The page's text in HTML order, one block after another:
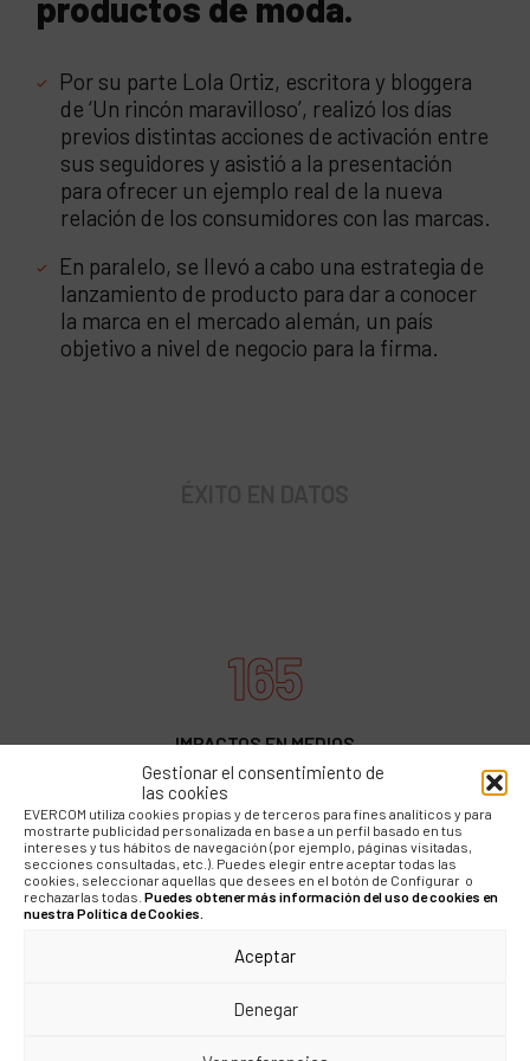
Gestionar el consentimiento de
las cookies
EVERCOM utiliza cookies propias y de terceros para fines analíticos y para
mostrarte publicidad personalizada en base a un perfil basado en tus
intereses y tus hábitos de navegación (por ejemplo, páginas visitadas,
secciones consultadas, etc.). Puedes elegir entre aceptar todas las
cookies, seleccionar aquellas que desees en el botón de Configurar o
rechazarlas todas. Puedes obtener más información del uso de cookies en
nuestra Política de Cookies.
Aceptar
Denegar
Por su parte Lola Ortiz, escritora y bloggera
de ‘Un rincón maravilloso’, realizó los días
previos distintas acciones de activación entre
sus seguidores y asistió a la presentación
para ofrecer un ejemplo real de la nueva
relación de los consumidores con las marcas.
En paralelo, se llevó a cabo una estrategia de
lanzamiento de producto para dar a conocer
la marca en el mercado alemán, un país
objetivo a nivel de negocio para la firma.
165
IMPACTOS EN MEDIOS
DE COMUNICACIÓN
RESULTADOS DE LA
CAMPAÑA DE
LANZAMIENTO
+46M
PERSONAS
ALCANZADAS DURANTE